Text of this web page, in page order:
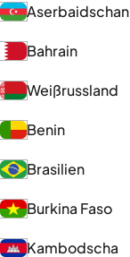
Aserbaidschan
Bahrain
Weißrussland
Benin
Brasilien
Burkina Faso
Kambodscha